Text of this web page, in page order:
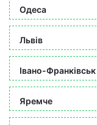
Одеса
Львів
Івано-Франківськ
Яремче